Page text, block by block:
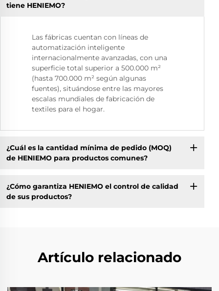
tiene HENIEMO?
Las fábricas cuentan con líneas de
automatización inteligente
internacionalmente avanzadas, con una
superficie total superior a 500.000 m²
(hasta 700.000 m² según algunas
fuentes), situándose entre las mayores
escalas mundiales de fabricación de
textiles para el hogar.
¿Cuál es la cantidad mínima de pedido (MOQ)
de HENIEMO para productos comunes?
¿Cómo garantiza HENIEMO el control de calidad
de sus productos?
Artículo relacionado